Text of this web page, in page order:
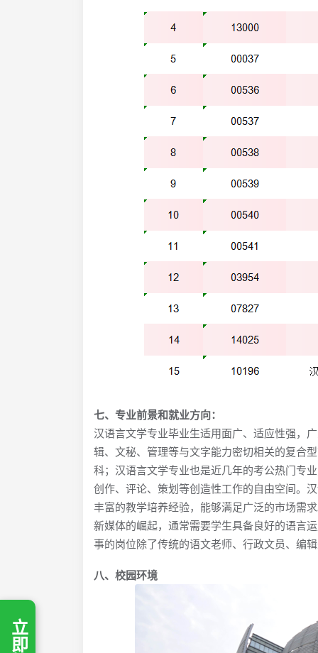
七、专业前景和就业方向：
汉语言文学专业毕业生适用面广、适应性强，
辑、文秘、管理等与文字能力密切相关的复合
科；汉语言文学专业也是近几年的考公热门专
创作、评论、策划等创造性工作的自由空间。
丰富的教学培养经验，能够满足广泛的市场需
新媒体的崛起，通常需要学生具备良好的语⾔
事的岗位除了传统的语文老师、行政文员、编
八、校园环境